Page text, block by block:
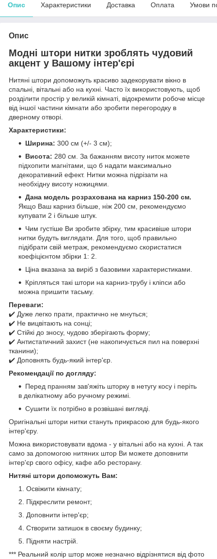
Опис Характеристики Доставка Оплата Умови
Опис
Модні штори нитки зроблять чудовий
акцент у Вашому інтер'єрі
Нитяні штори допоможуть красиво задекорувати вікно в
спальні, вітальні або на кухні. Часто їх використовують, щоб
розділити простір у великій кімнаті, відокремити робоче місце
від іншої частини кімнати або зробити перегородку в
дверному отворі.
Характеристики:
Ширина: 300 см (+/- 3 см);
Висота: 280 см. За бажанням висоту ниток можете
підхопити магнітами, що б надати максимально
декоративний ефект. Нитки можна підрізати на
необхідну висоту ножицями.
Дана модель розрахована на карниз 150-200 см.
Якщо Ваш карниз більше, ніж 200 см, рекомендуємо
купувати 2 і більше штук.
Чим густіше Ви зробите збірку, тим красивіше штори
нитки будуть виглядати. Для того, щоб правильно
підібрати свій метраж, рекомендуємо скористатися
коефіцієнтом збірки 1: 2.
Ціна вказана за виріб з базовими характеристиками.
Кріпляться такі штори на карниз-трубу і кліпси або
можна пришити тасьму.
Переваги:
✔️ Дуже легко прати, практично не мнуться;
✔️ Не вицвітають на сонці;
✔️ Стійкі до зносу, чудово зберігають форму;
✔️ Антистатичний захист (не накопичується пил на поверхні
тканини);
✔️ Доповнять будь-який інтер'єр.
Рекомендації по догляду:
Перед пранням зав'яжіть шторку в нетугу косу і періть
в делікатному або ручному режимі.
Сушити їх потрібно в розвішані вигляді.
Оригінальні штори нитки стануть прикрасою для будь-якого
інтер'єру.
Можна використовувати вдома - у вітальні або на кухні. А так
само за допомогою нитяних штор Ви можете доповнити
інтер'єр свого офісу, кафе або ресторану.
Нитяні штори допоможуть Вам:
Освіжити кімнату;
Підкреслити ремонт;
Доповнити інтер'єр;
Створити затишок в своєму будинку;
Підняти настрій.
*** Реальний колір штор може незначно відрізнятися від фото